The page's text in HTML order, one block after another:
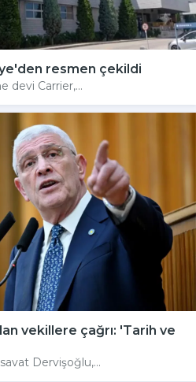
resmen çekildi
devi Carrier,...
vekillere çağrı: 'Tarih ve
Dervişoğlu,...